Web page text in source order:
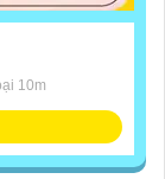
10m